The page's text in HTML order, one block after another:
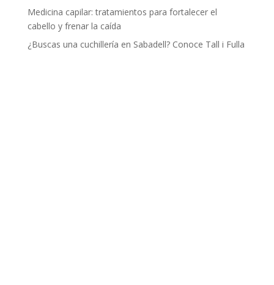
Medicina capilar: tratamientos para fortalecer el
cabello y frenar la caída
¿Buscas una cuchillería en Sabadell? Conoce Tall i Fulla